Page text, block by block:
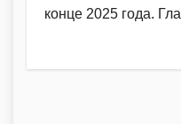
конце 2025 года.